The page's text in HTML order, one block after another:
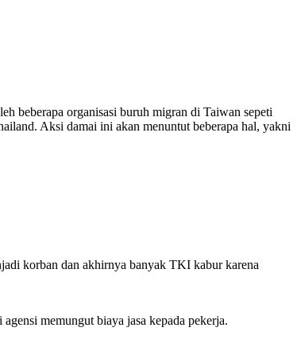
beberapa organisasi buruh migran di Taiwan sepeti
Aksi damai ini akan menuntut beberapa hal, yakni
korban dan akhirnya banyak TKI kabur karena
memungut biaya jasa kepada pekerja.